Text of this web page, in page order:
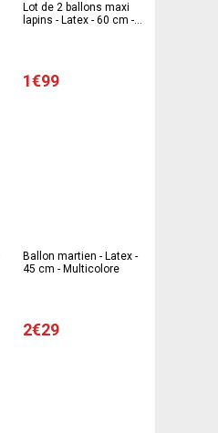
Lot de 2 ballons maxi
lapins - Latex - 60 cm -
1€99
Ballon martien - Latex -
45 cm - Multicolore
2€29